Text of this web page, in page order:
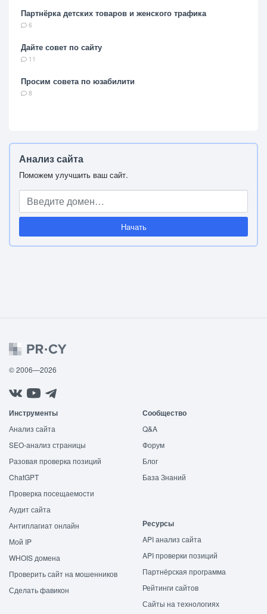
Партнёрка детских товаров и женского трафика
6
Дайте совет по сайту
11
Просим совета по юзабилити
8
Анализ сайта
Поможем улучшить ваш сайт.
Начать
© 2006—2026
Инструменты
Анализ сайта
SEO-анализ страницы
Разовая проверка позиций
ChatGPT
Проверка посещаемости
Аудит сайта
Антиплагиат онлайн
Мой IP
WHOIS домена
Проверить сайт на мошенников
Сделать фавикон
Сообщество
Q&A
Форум
Блог
База Знаний
Ресурсы
API анализ сайта
API проверки позиций
Партнёрская программа
Рейтинги сайтов
Сайты на технологиях